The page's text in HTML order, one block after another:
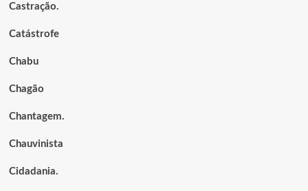
Castração.
Catástrofe
Chabu
Chagão
Chantagem.
Chauvinista
Cidadania.